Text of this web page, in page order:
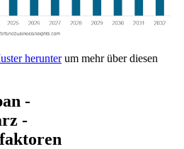
herunterum mehr über diesen
-
-